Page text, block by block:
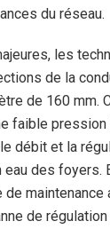
du réseau.
les
de la
de 160 mm.
faible pression
débit et la
eau des foyers.
de maintenance
de